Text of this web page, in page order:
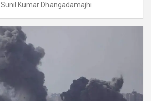
Sunil Kumar Dhangadamajhi